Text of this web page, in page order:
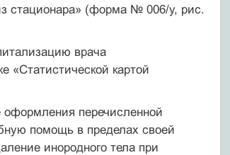
стационара» (форма № 006/у, рис.
врача
«Статистической картой
оформления перечисленной
помощь в пределах своей
инородного тела при